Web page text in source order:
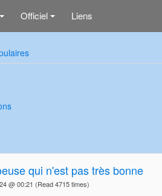
Officiel Liens
qui n'est pas très bonne
@ 00:21 (Read 4715 times)